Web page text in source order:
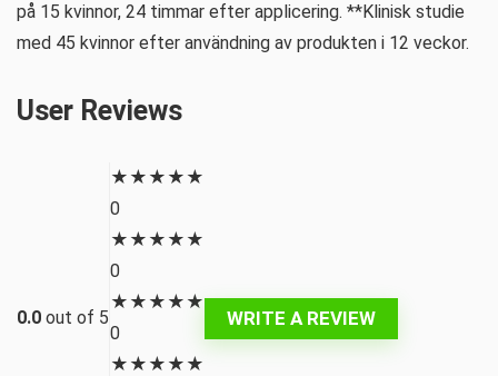
på 15 kvinnor, 24 timmar efter applicering. **Klinisk studie
med 45 kvinnor efter användning av produkten i 12 veckor.
User Reviews
0.0 out of 5
★ ★ ★ ★ ★
0
★ ★ ★ ★ ★
0
★ ★ ★ ★ ★
0
★ ★ ★ ★ ★
WRITE A REVIEW